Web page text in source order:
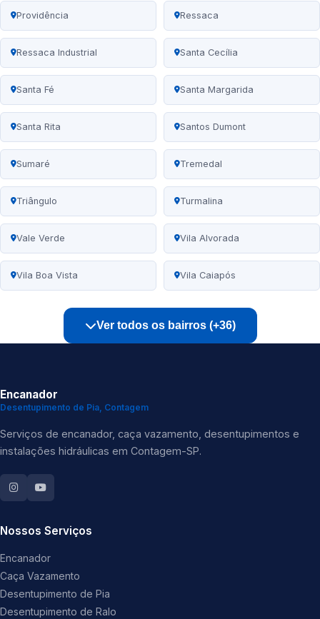
Providência Ressaca
Ressaca Industrial Santa Cecília
Santa Fé Santa Margarida
Santa Rita Santos Dumont
Sumaré Tremedal
Triângulo Turmalina
Vale Verde Vila Alvorada
Vila Boa Vista Vila Caiapós
Ver todos os bairros (+36)
Encanador
Desentupimento de Pia, Contagem
Serviços de encanador, caça vazamento, desentupimentos e
instalações hidráulicas em Contagem-SP.
Nossos Serviços
Encanador
Caça Vazamento
Desentupimento de Pia
Desentupimento de Ralo